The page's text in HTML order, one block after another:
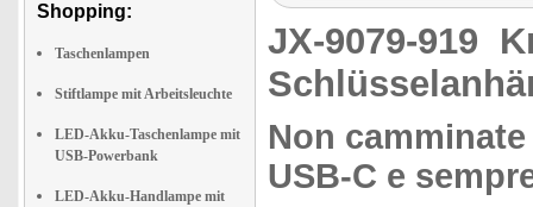
Shopping:
Taschenlampen
Stiftlampe mit Arbeitsleuchte
LED-Akku-Taschenlampe mit
USB-Powerbank
LED-Akku-Handlampe mit
JX-9079-919
Non
USB-C e